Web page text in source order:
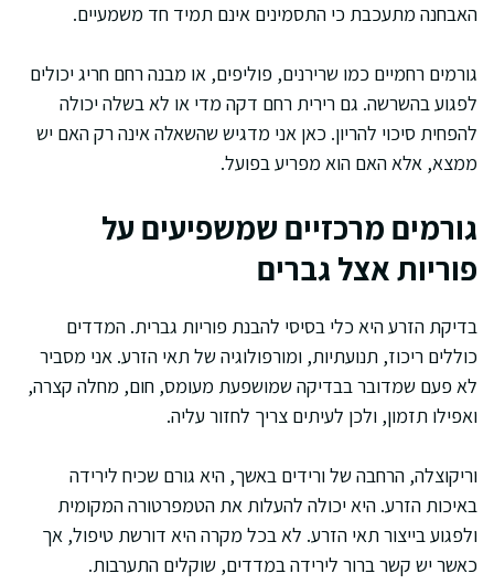
האבחנה מתעכבת כי התסמינים אינם תמיד חד משמעיים.
גורמים רחמיים כמו שרירנים, פוליפים, או מבנה רחם חריג יכולים
לפגוע בהשרשה. גם רירית רחם דקה מדי או לא בשלה יכולה
להפחית סיכוי להריון. כאן אני מדגיש שהשאלה אינה רק האם יש
ממצא, אלא האם הוא מפריע בפועל.
גורמים מרכזיים שמשפיעים על
פוריות אצל גברים
בדיקת הזרע היא כלי בסיסי להבנת פוריות גברית. המדדים
כוללים ריכוז, תנועתיות, ומורפולוגיה של תאי הזרע. אני מסביר
לא פעם שמדובר בבדיקה שמושפעת מעומס, חום, מחלה קצרה,
ואפילו תזמון, ולכן לעיתים צריך לחזור עליה.
וריקוצלה, הרחבה של ורידים באשך, היא גורם שכיח לירידה
באיכות הזרע. היא יכולה להעלות את הטמפרטורה המקומית
ולפגוע בייצור תאי הזרע. לא בכל מקרה היא דורשת טיפול, אך
כאשר יש קשר ברור לירידה במדדים, שוקלים התערבות.